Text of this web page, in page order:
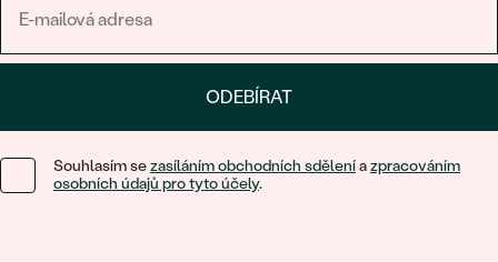
ODEBÍRAT
Souhlasím sezasíláním obchodních sděleníazpracováním
osobních údajů pro tyto účely.